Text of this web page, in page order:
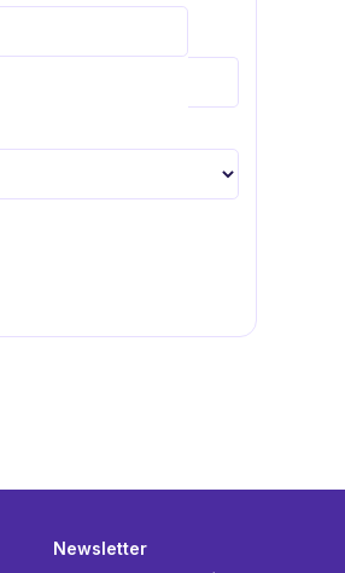
Newsletter